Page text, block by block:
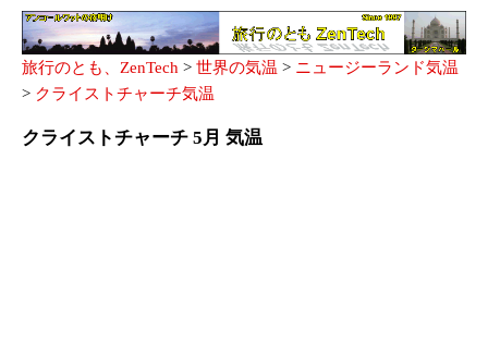
旅行のとも、ZenTech > 世界の気温 > ニュージーランド気温
> クライストチャーチ気温
クライストチャーチ 5月 気温